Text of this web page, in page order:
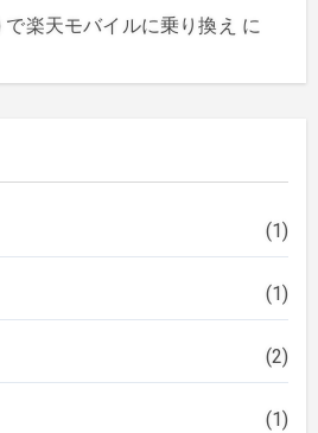
で楽天モバイルに乗り換え に
(1)
(1)
(2)
(1)